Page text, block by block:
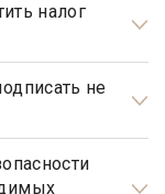
на поиски
элитной
гарантирован
сервиса.
и
которые
налог
только продавец,
не